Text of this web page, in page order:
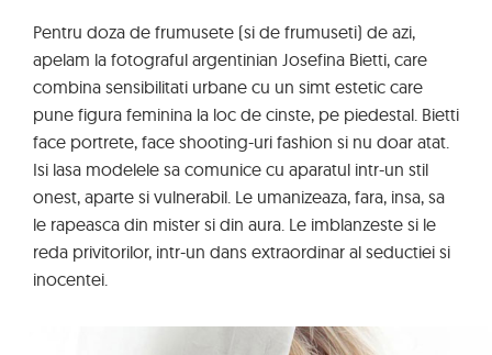
Pentru doza de frumusete (si de frumuseti) de azi,
apelam la fotograful argentinian Josefina Bietti, care
combina sensibilitati urbane cu un simt estetic care
pune figura feminina la loc de cinste, pe piedestal. Bietti
face portrete, face shooting-uri fashion si nu doar atat.
Isi lasa modelele sa comunice cu aparatul intr-un stil
onest, aparte si vulnerabil. Le umanizeaza, fara, insa, sa
le rapeasca din mister si din aura. Le imblanzeste si le
reda privitorilor, intr-un dans extraordinar al seductiei si
inocentei.